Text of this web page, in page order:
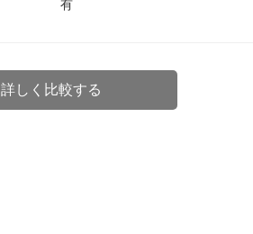
有
詳しく比較する